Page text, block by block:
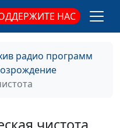
НАС
радио программ
Жуков,
#393